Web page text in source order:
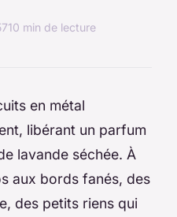
10 min de lecture
en métal
libérant un parfum
lavande séchée. À
aux bords fanés, des
des petits riens qui